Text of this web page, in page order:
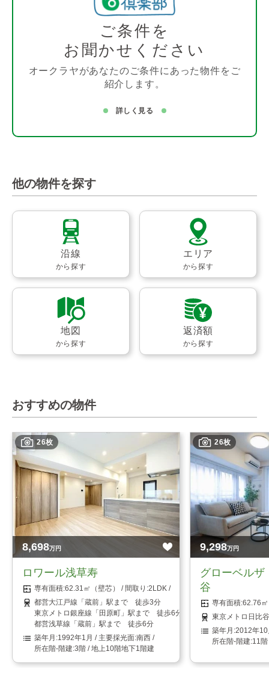
ご条件を
お聞かせください
オークラヤがあなたのご条件にあった物件をご
紹介します。
詳しく見る
他の物件を探す
沿線
から探す
エリア
から探す
地図
から探す
返済額
から探す
おすすめの物件
26枚
8,698万円
ロワール浅草寿
62.31㎡（壁芯）
2LDK
都営大江戸線「蔵前」駅まで 徒歩3分
東京メトロ銀座線「田原町」駅まで 徒歩6分
都営浅草線「蔵前」駅まで 徒歩6分
1992年1月
南西
3階 / 地上10階地下1階建
26枚
9,298万円
グローベルザ
谷
62.76
東京メトロ日比
2012年10
11